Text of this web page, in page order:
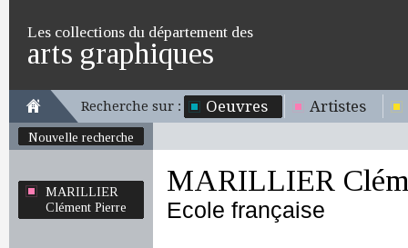
Les collections du département des
arts graphiques
Recherche sur : Oeuvres Artistes
Nouvelle recherche
MARILLIER
Clément Pierre
MARILLIER
Ecole française